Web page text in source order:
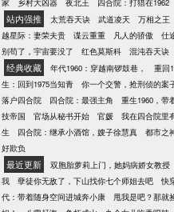
家
乡村大凶器 夜北王 四合院：打猎在1962
站内强推 太荒吞天诀 武道凌天 万相之王
越星际：妻荣夫贵
谍云重重 凡人的骄傲 仕
别苟了，宇宙要没了
红色莫斯科 混沌吞天诀
经典收藏 年代1960：穿越南锣鼓巷， 重回
生：回到1975当知青
你一个交警，抢刑侦的案
落户四合院
四合院：最强主角 重生1960，带
技帝国
官场从秘书开始 官媛 我在四合院里
生
四合院：继承小酒馆，嫂子徐慧真 都市之
好欺负
最近更新 双胞胎萝莉上门，她妈病娇女教授
我
孽徒你无敌了，下山找你七个师姐去吧 快
代：带着随身空间进城奔小康
甩我是吧？那就